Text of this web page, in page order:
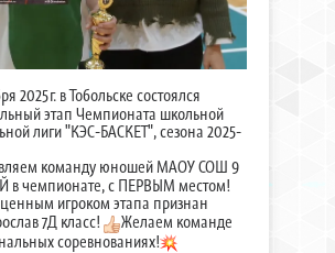
2025г. в Тобольске состоялся
этап Чемпионата школьной
лиги "КЭС-БАСКЕТ", сезона 2025-
команду юношей МАОУ СОШ 9
в чемпионате, с ПЕРВЫМ местом!
игроком этапа признан
7Д класс!
Желаем команде
соревнованиях!